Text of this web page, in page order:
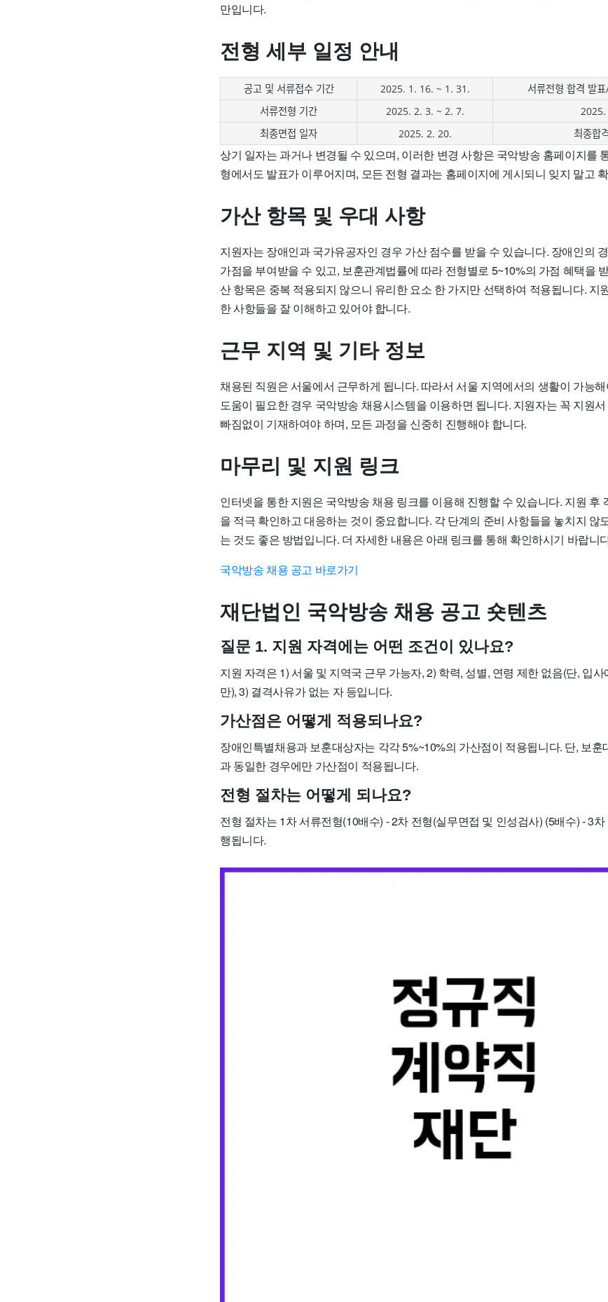
만입니다.
전형 세부 일정 안내
공고 및 서류접수 기간 2025. 1. 16. ~ 1. 31.
서류전형 합격 발
서류전형 기간
2025. 2. 3. ~ 2. 7.
최종면접 일자
2025. 2. 20. 최종합
상기 일자는 과거나 변경될 수 있으며, 이러한 변경 사항은 국악방송 홈페이지를
형에서도 발표가 이루어지며, 모든 전형 결과는 홈페이지에 게시되니 잊지 말고
가산 항목 및 우대 사항
지원자는 장애인과 국가유공자인 경우 가산 점수를 받을 수 있습니다. 장애인의
가점을 부여받을 수 있고, 보훈관계법률에 따라 전형별로 5~10%의 가점 혜택을
산 항목은 중복 적용되지 않으니 유리한 요소 한 가지만 선택하여 적용됩니다. 지
한 사항들을 잘 이해하고 있어야 합니다.
근무 지역 및 기타 정보
채용된 직원은 서울에서 근무하게 됩니다. 따라서 서울 지역에서의 생활이 가능
도움이 필요한 경우 국악방송 채용시스템을 이용하면 됩니다. 지원자는 꼭 지원
빠짐없이 기재하여야 하며, 모든 과정을 신중히 진행해야 합니다.
마무리 및 지원 링크
인터넷을 통한 지원은 국악방송 채용 링크를 이용해 진행할 수 있습니다. 지원 후
을 적극 확인하고 대응하는 것이 중요합니다. 각 단계의 준비 사항들을 놓치지 않
는 것도 좋은 방법입니다. 더 자세한 내용은 아래 링크를 통해 확인하시기 바랍니
국악방송 채용 공고 바로가기
재단법인 국악방송 채용 공고 숏텐츠
질문 1. 지원 자격에는 어떤 조건이 있나요?
지원 자격은 1) 서울 및 지역국 근무 가능자, 2) 학력, 성별, 연령 제한 없음(단, 입
만), 3) 결격사유가 없는 자 등입니다.
가산점은 어떻게 적용되나요?
장애인특별채용과 보훈대상자는 각각 5%~10%의 가산점이 적용됩니다. 단, 보훈
과 동일한 경우에만 가산점이 적용됩니다.
전형 절차는 어떻게 되나요?
전형 절차는 1차 서류전형(10배수) - 2차 전형(실무면접 및 인성검사) (5배수) - 3
행됩니다.